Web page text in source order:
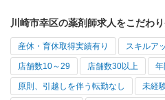
川崎市幸区の薬剤師求人をこだわ
産休・育休取得実績有り スキルア
店舗数10～29 店舗数30以上
原則、引越しを伴う転勤なし 未経